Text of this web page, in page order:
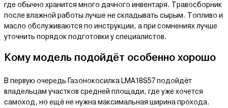
где обычно хранится много дачного инвентаря. Травосборник
после влажной работы лучше не складывать сырым. Топливо и
масло обслуживаются по инструкции, а при сомнениях лучше
уточнить порядок подготовки у специалистов.
Кому модель подойдёт особенно хорошо
В первую очередь Газонокосилка LMA18S57 подойдёт
владельцам участков средней площади, где уже хочется
самоход, но ещё не нужна максимальная ширина прохода.